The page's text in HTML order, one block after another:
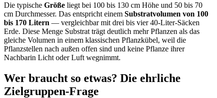
Die typische Größe liegt bei 100 bis 130 cm Höhe und 50 bis 70
cm Durchmesser. Das entspricht einem Substratvolumen von 100
bis 170 Litern — vergleichbar mit drei bis vier 40-Liter-Säcken
Erde. Diese Menge Substrat trägt deutlich mehr Pflanzen als das
gleiche Volumen in einem klassischen Pflanzkübel, weil die
Pflanzstellen nach außen offen sind und keine Pflanze ihrer
Nachbarin Licht oder Luft wegnimmt.
Wer braucht so etwas? Die ehrliche
Zielgruppen-Frage